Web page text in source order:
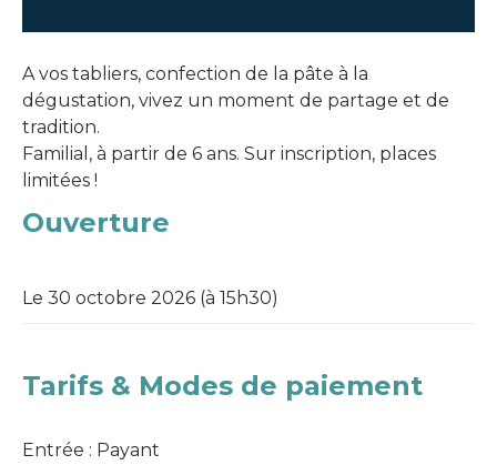
A vos tabliers, confection de la pâte à la
dégustation, vivez un moment de partage et de
tradition.
Familial, à partir de 6 ans. Sur inscription, places
limitées !
Ouverture
Le 30 octobre 2026 (à 15h30)
Tarifs & Modes de paiement
Entrée : Payant